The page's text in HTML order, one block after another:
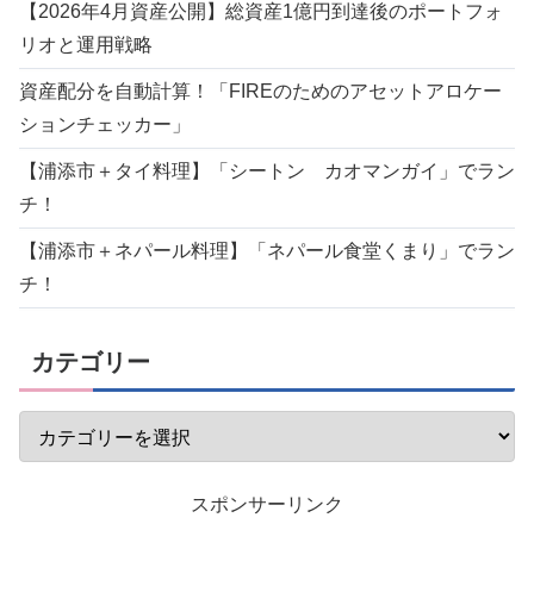
【2026年4月資産公開】総資産1億円到達後のポートフォ
リオと運用戦略
資産配分を自動計算！「FIREのためのアセットアロケー
ションチェッカー」
【浦添市＋タイ料理】「シートン カオマンガイ」でラン
チ！
【浦添市＋ネパール料理】「ネパール食堂くまり」でラン
チ！
カテゴリー
スポンサーリンク